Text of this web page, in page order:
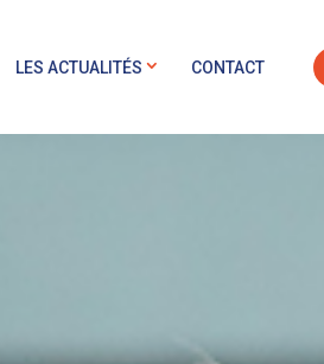
LES ACTUALITÉS CONTACT